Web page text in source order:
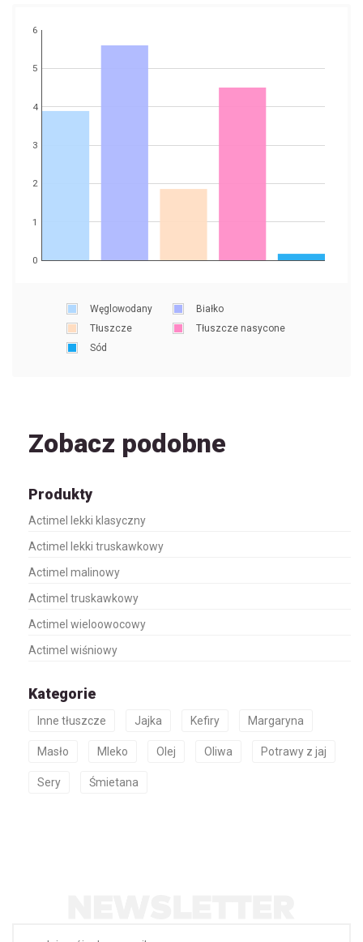
0
1
2
3
4
5
6
Węglowodany
Białko
Tłuszcze
Tłuszcze nasycone
Sód
Zobacz podobne
Produkty
Actimel lekki klasyczny
Actimel lekki truskawkowy
Actimel malinowy
Actimel truskawkowy
Actimel wieloowocowy
Actimel wiśniowy
Kategorie
Inne tłuszcze Jajka Kefiry Margaryna
Masło Mleko Olej Oliwa Potrawy z jaj
Sery Śmietana